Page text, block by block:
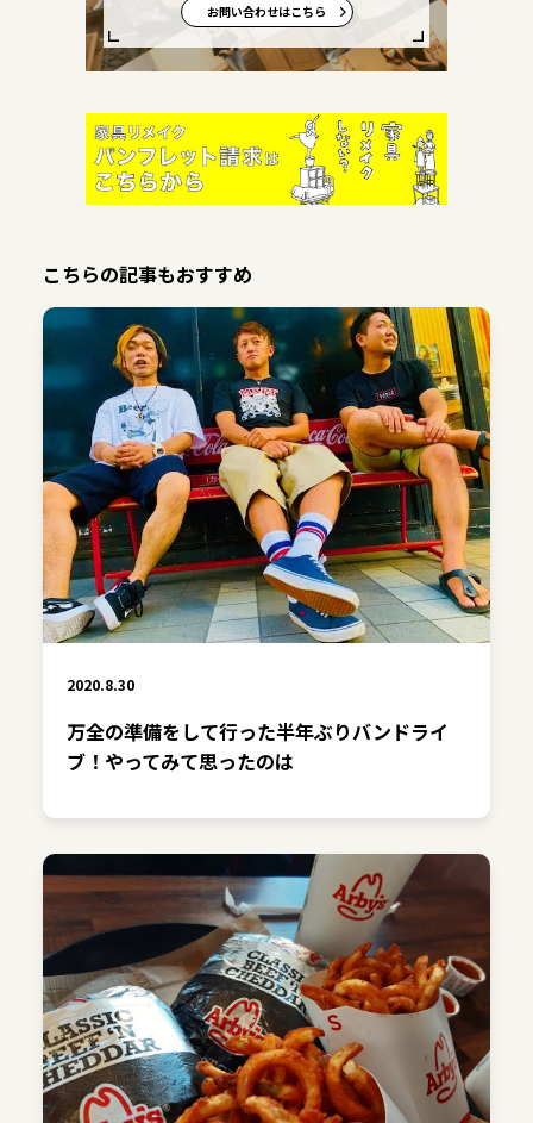
お問い合わせはこちら
こちらの記事もおすすめ
2020.8.30
万全の準備をして行った半年ぶりバンドライ
ブ！やってみて思ったのは